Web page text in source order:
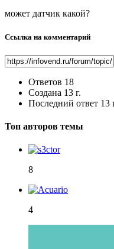
может датчик какой?
Ссылка на комментарий
Ответов 18
Создана 13 г.
Последний ответ 13
Топ авторов темы
8
4